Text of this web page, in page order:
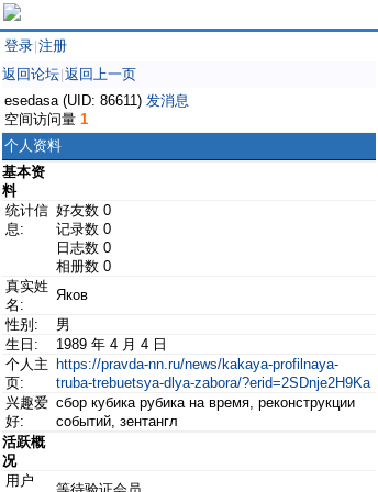
登录 注册
返回论坛 返回上一页
esedasa (UID: 86611) 发消息
空间访问量 1
个人资料
基本资
料
统计信
息:
好友数 0
记录数 0
日志数 0
相册数 0
真实姓
名:
Яков
性别:
男
生日:
1989 年 4 月 4 日
个人主
页:
https://pravda-nn.ru/news/kakaya-profilnaya-
truba-trebuetsya-dlya-zabora/?erid=2SDnje2H9Ka
兴趣爱
好:
сбор кубика рубика на время, реконструкции
событий, зентангл
活跃概
况
用户